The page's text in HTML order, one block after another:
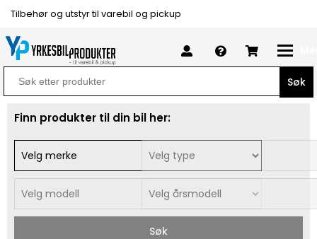
Tilbehør og utstyr til varebil og pickup
Search
for:
Finn produkter til din bil her:
Søk